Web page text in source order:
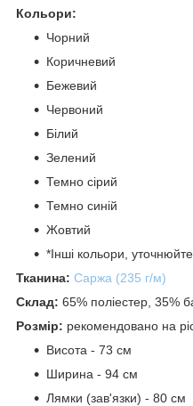
Кольори:
Чорний
Коричневий
Бежевий
Червоний
Білий
Зелений
Темно сірий
Темно синій
Жовтий
*Інші кольори, уточнюйте
Тканина: Саржа (235 г/м)
Склад: 65% поліестер, 35%
Розмір: рекомендовано на
Висота - 73 см
Ширина - 94 см
Лямки (зав'язки) - 80 см